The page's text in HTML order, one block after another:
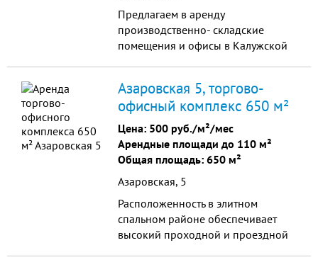
Предлагаем в аренду
производственно- складские
помещения и офисы в Калужской
Азаровская 5, торгово-
офисный комплекс 650 м²
Цена: 500 руб./м²/мес
Арендные площади до 110 м²
Общая площадь: 650 м²
Азаровская, 5
Расположенность в элитном
спальном районе обеспечивает
высокий проходной и проездной